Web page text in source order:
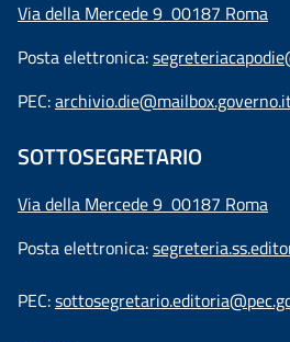
Via della Mercede 9 00187 Roma
Posta elettronica:
PEC:
SOTTOSEGRETARIO
Via della Mercede 9 00187 Roma
Posta elettronica:
PEC: